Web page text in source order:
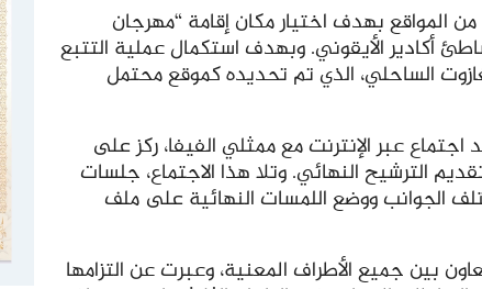
المواقع بهدف اختيار مكان إقامة “مهرجان
أكادير الأيقوني. وبهدف استكمال عملية التتبع
الساحلي، الذي تم تحديده كموقع محتمل
عبر الإنترنت مع ممثلي الفيفا، ركز على
الترشيح النهائي. وتلا هذا الاجتماع، جلسات
الجوانب ووضع اللمسات النهائية على ملف
بين جميع الأطراف المعنية، وعبرت عن التزامها